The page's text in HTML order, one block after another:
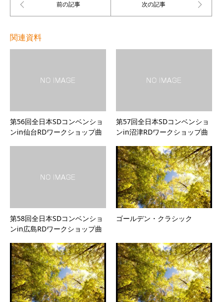
関連資料
第56回全日本SDコンベンショ
ンin仙台RDワークショップ曲
第57回全日本SDコンベンショ
ンin沼津RDワークショップ曲
第58回全日本SDコンベンショ
ンin広島RDワークショップ曲
ゴールデン・クラシック